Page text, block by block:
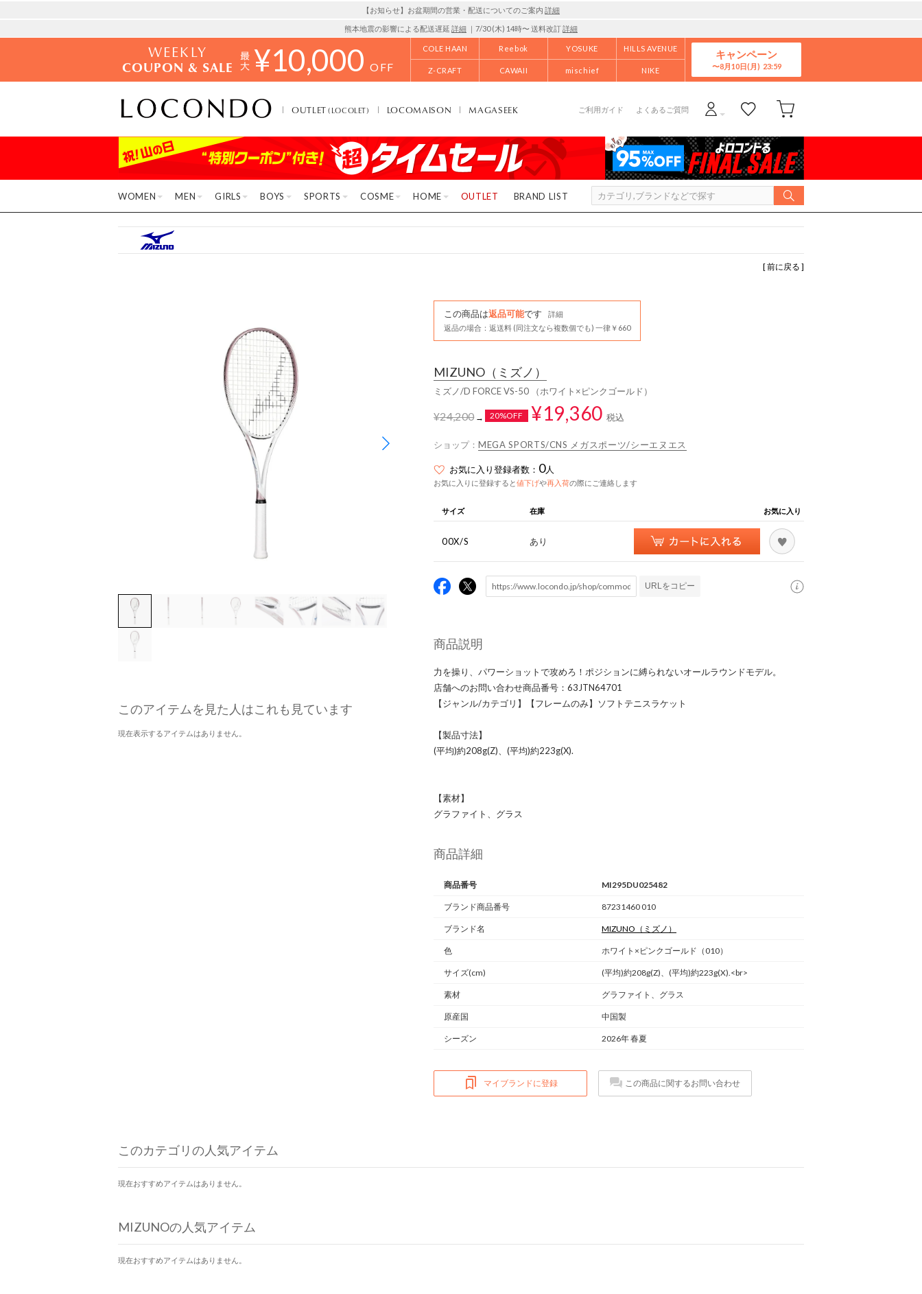
【お知らせ】お盆期間の営業・配送についてのご案内 詳細
熊本地震の影響による配送遅延 詳細 ｜7/30 (木) 14時〜 送料改訂詳細
WEEKLY
COUPON & SALE ¥10,000 OFF
COLE HAAN Reebok YOSUKE HILLS AVENUE
Z-CRAFT CAWAII mischief NIKE
キャンペーン
8月10日(月)
OUTLET(LOCOLET) LOCOMAISON MAGASEEK ご利用ガイド よくあるご質問
WOMEN MEN GIRLS BOYS SPORTS COSME HOME OUTLET BRAND LIST
[ 前に戻る ]
このアイテムを見た人はこれも見ています
現在表示するアイテムはありません。
この商品は返品可能です
詳細
返品の場合：返送料 (同注文なら複数個でも) 一律￥660
MIZUNO （ミズノ）
ミズノ/D FORCE VS-50 （ホワイト×ピンクゴールド）
¥24,200→ 20%OFF ¥19,360 税込
ショップ： MEGA SPORTS/CNS メガスポーツ/シーエヌエス
お気に入り登録者数： 0人
お気に入りに登録すると値下げや再入荷の際にご連絡します
サイズ 在庫 お気に入り
00X/S あり
URLをコピー
商品説明
力を操り、パワーショットで攻めろ！ポジションに縛られないオールラウンドモデル。
店舗へのお問い合わせ商品番号：63JTN64701
【ジャンル/カテゴリ】【フレームのみ】ソフトテニスラケット
【製品寸法】
(平均)約208g(Z)、(平均)約223g(X).
【素材】
グラファイト、グラス
商品詳細
商品番号 MI295DU025482
ブランド商品番号 87231460 010
ブランド名 MIZUNO （ミズノ）
色 ホワイト×ピンクゴールド（010）
サイズ(cm) (平均)約208g(Z)、(平均)約223g(X).<br>
素材 グラファイト、グラス
原産国 中国製
シーズン 2026年 春夏
マイブランドに登録 この商品に関するお問い合わせ
このカテゴリの人気アイテム
現在おすすめアイテムはありません。
MIZUNOの人気アイテム
現在おすすめアイテムはありません。